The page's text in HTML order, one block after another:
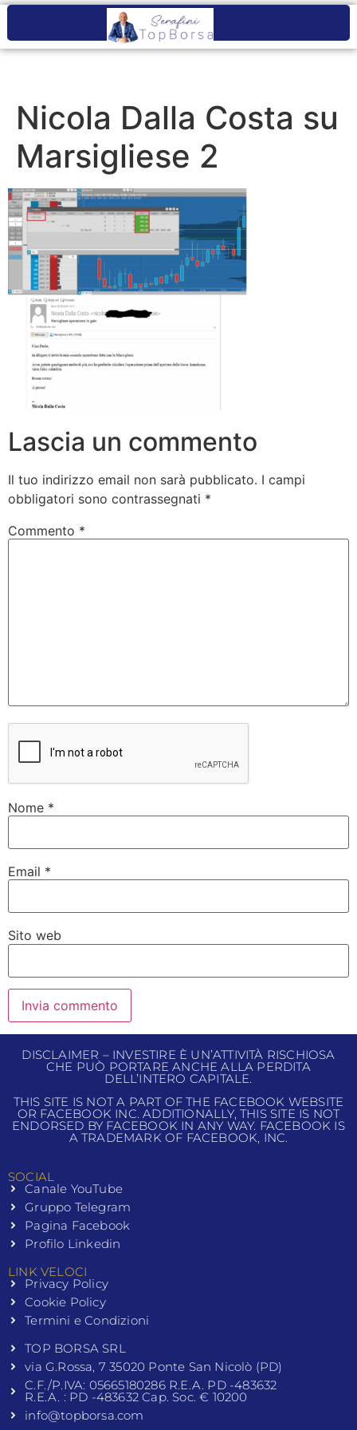
Nicola Dalla Costa su
Marsigliese 2
Lascia un commento
Il tuo indirizzo email non sarà pubblicato. I campi
obbligatori sono contrassegnati *
Commento *
Nome *
Email *
Sito web
DISCLAIMER – INVESTIRE È UN’ATTIVITÀ RISCHIOSA
CHE PUÒ PORTARE ANCHE ALLA PERDITA
DELL’INTERO CAPITALE.
THIS SITE IS NOT A PART OF THE FACEBOOK WEBSITE
OR FACEBOOK INC. ADDITIONALLY, THIS SITE IS NOT
ENDORSED BY FACEBOOK IN ANY WAY. FACEBOOK IS
A TRADEMARK OF FACEBOOK, INC.
SOCIAL
Canale YouTube
Gruppo Telegram
Pagina Facebook
Profilo Linkedin
LINK VELOCI
Privacy Policy
Cookie Policy
Termini e Condizioni
TOP BORSA SRL
via G.Rossa, 7 35020 Ponte San Nicolò (PD)
C.F./P.IVA: 05665180286 R.E.A. PD -483632
R.E.A. : PD -483632 Cap. Soc. € 10200
info@topborsa.com